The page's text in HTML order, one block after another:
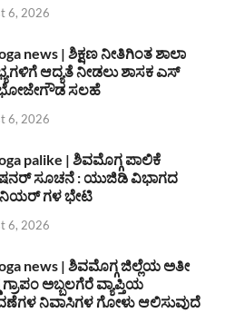
6, 2026
news | ಶಿಕ್ಷಣ ನೀತಿಗಿಂತ ಶಾಲಾ
ಆದ್ಯತೆ ನೀಡಲು ಶಾಸಕ ಎಸ್
ಸಲಹೆ
6, 2026
palike | ಶಿವಮೊಗ್ಗ ಪಾಲಿಕೆ
ಸೂಚನೆ : ಯುಜಿಡಿ ವಿಭಾಗದ
ಗಳ ಭೇಟಿ
6, 2026
news | ಶಿವಮೊಗ್ಗ ಜಿಲ್ಲೆಯ ಅತೀ
ಅಬ್ಬಲಗೆರೆ ವ್ಯಾಪ್ತಿಯ
ನಿವಾಸಿಗಳ ಗೋಳು ಆಲಿಸುವುದೆ